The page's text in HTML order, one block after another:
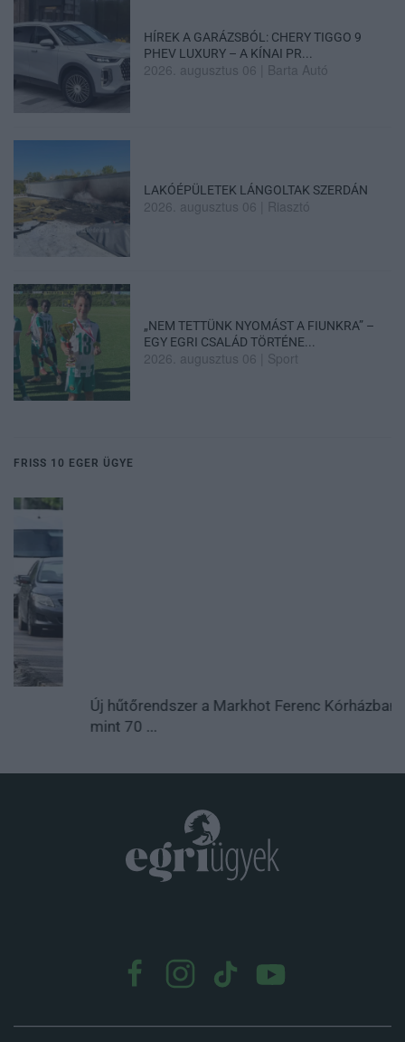
HÍREK A GARÁZSBÓL: CHERY TIGGO 9
PHEV LUXURY – A KÍNAI PR...
2026. augusztus 06 Barta Autó
LAKÓÉPÜLETEK LÁNGOLTAK SZERDÁN
2026. augusztus 06 Riasztó
„NEM TETTÜNK NYOMÁST A FIUNKRA” –
EGY EGRI CSALÁD TÖRTÉNE...
2026. augusztus 06 Sport
FRISS 10 EGER ÜGYE
Új hűtőrendszer a Markhot Ferenc Kórházban: több